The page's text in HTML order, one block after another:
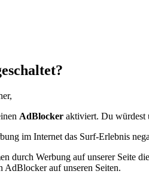
AdBlocker aktiviert. Du würdest
im Internet das Surf-Erlebnis
durch Werbung auf unserer Seite
AdBlocker auf unseren Seiten.